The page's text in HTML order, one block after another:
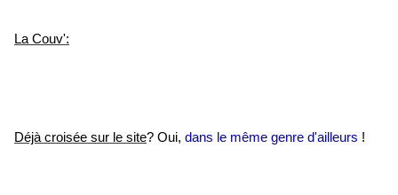
La Couv':
Déjà croisée sur le site? Oui, dans le même genre d'ailleurs !